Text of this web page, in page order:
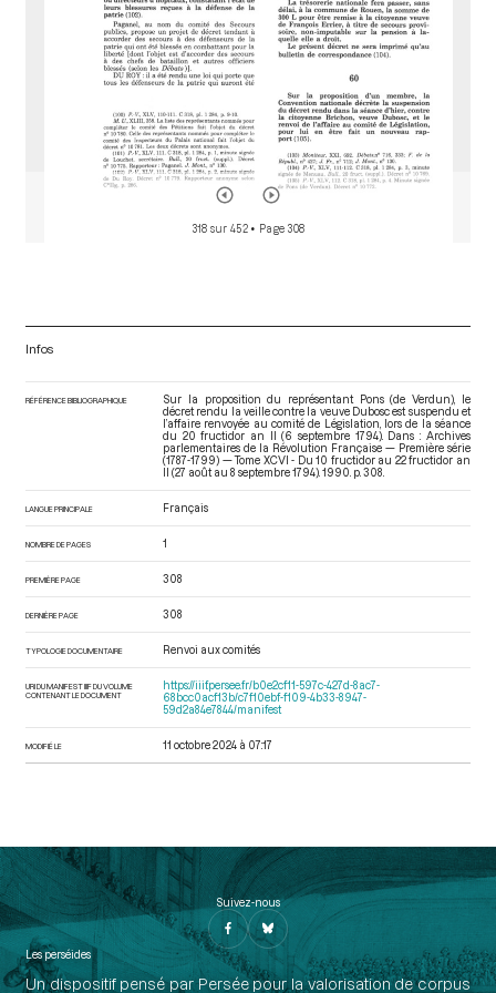
318 sur 452 • Page 308
Infos
RÉFÉRENCE BIBLIOGRAPHIQUE
Sur la proposition du représentant Pons (de Verdun), le
décret rendu la veille contre la veuve Dubosc est suspendu et
l’affaire renvoyée au comité de Législation, lors de la séance
du 20 fructidor an II (6 septembre 1794). Dans : Archives
parlementaires de la Révolution Française — Première série
(1787-1799) — Tome XCVI - Du 10 fructidor au 22 fructidor an
II (27 août au 8 septembre 1794) . 1990. p. 308.
LANGUE PRINCIPALE Français
NOMBRE DE PAGES 1
PREMIÈRE PAGE 308
DERNIÈRE PAGE 308
TYPOLOGIE DOCUMENTAIRE Renvoi aux comités
URI DU MANIFEST IIIF DU VOLUME
CONTENANT LE DOCUMENT
https://iiif.persee.fr/b0e2cf11-597c-427d-8ac7-
68bcc0acf13b/c7f10ebf-f109-4b33-8947-
59d2a84e7844/manifest
MODIFIÉ LE 11 octobre 2024 à 07:17
Suivez-nous
Les perséides
Un dispositif pensé par Persée pour la valorisation de corpus